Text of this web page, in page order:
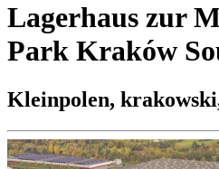
Lagerhaus zur
Park Kraków
Kleinpolen,